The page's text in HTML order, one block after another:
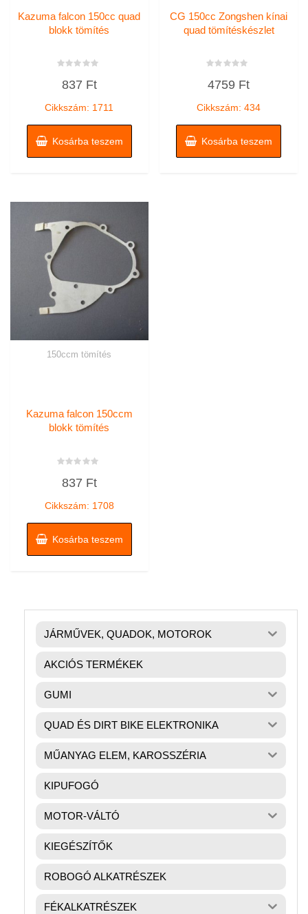
Kazuma falcon 150cc quad
blokk tömítés
837 Ft
Cikkszám: 1711
Kosárba teszem
CG 150cc Zongshen kínai
quad tömítéskészlet
0
4759 Ft
Cikkszám: 434
Kosárba teszem
150ccm tömítés
Kazuma falcon 150ccm
blokk tömítés
837 Ft
Cikkszám: 1708
Kosárba teszem
JÁRMŰVEK, QUADOK, MOTOROK
AKCIÓS TERMÉKEK
GUMI
QUAD ÉS DIRT BIKE ELEKTRONIKA
MŰANYAG ELEM, KAROSSZÉRIA
KIPUFOGÓ
MOTOR-VÁLTÓ
KIEGÉSZÍTŐK
ROBOGÓ ALKATRÉSZEK
FÉKALKATRÉSZEK